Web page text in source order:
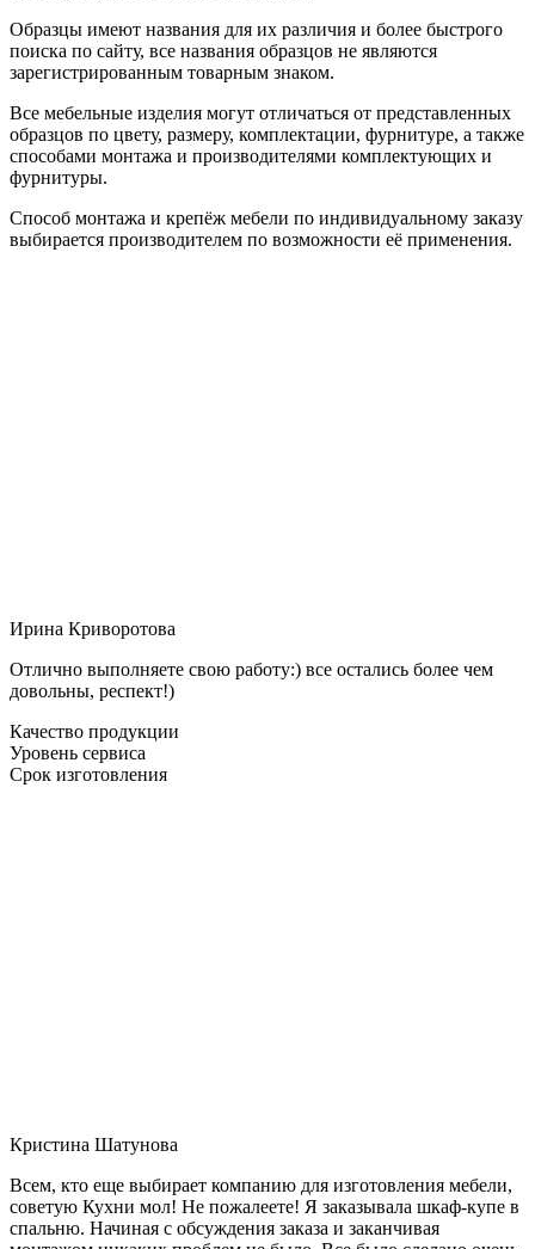
Образцы имеют названия для их различия и более быстрого
поиска по сайту, все названия образцов не являются
зарегистрированным товарным знаком.
Все мебельные изделия могут отличаться от представленных
образцов по цвету, размеру, комплектации, фурнитуре, а также
способами монтажа и производителями комплектующих и
фурнитуры.
Способ монтажа и крепёж мебели по индивидуальному заказу
выбирается производителем по возможности её применения.
Ирина Криворотова
Отлично выполняете свою работу:) все остались более чем
довольны, респект!)
Качество продукции
Уровень сервиса
Срок изготовления
Кристина Шатунова
Всем, кто еще выбирает компанию для изготовления мебели,
советую Кухни мол! Не пожалеете! Я заказывала шкаф-купе в
спальню. Начиная с обсуждения заказа и заканчивая